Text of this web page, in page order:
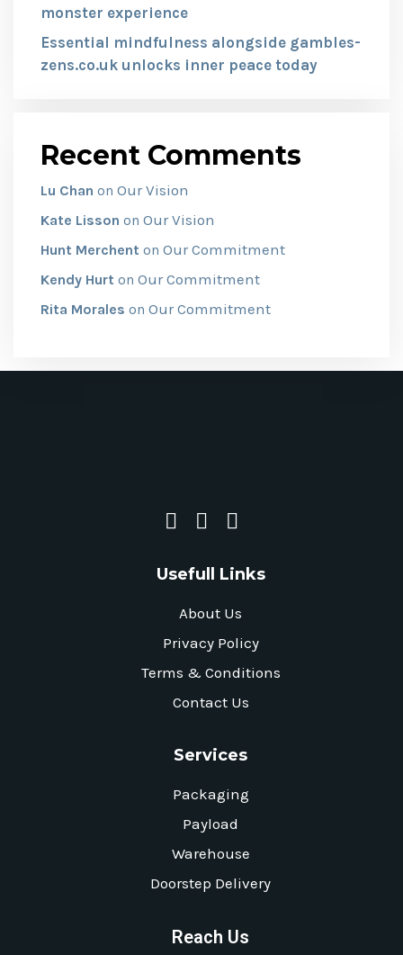
monster experience
Essential mindfulness alongside gambles-
zens.co.uk unlocks inner peace today
Recent Comments
Lu Chan on Our Vision
Kate Lisson on Our Vision
Hunt Merchent on Our Commitment
Kendy Hurt on Our Commitment
Rita Morales on Our Commitment
Usefull Links
About Us
Privacy Policy
Terms & Conditions
Contact Us
Services
Packaging
Payload
Warehouse
Doorstep Delivery
Reach Us